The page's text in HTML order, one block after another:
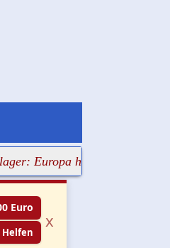
hat wieder versagt
Euro
Helfen
x